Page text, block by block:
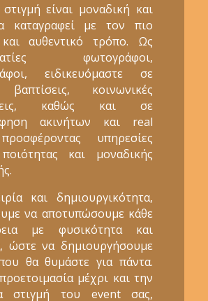
είναι μοναδική και
καταγραφεί με τον πιο
αυθεντικό τρόπο. Ως
φωτογράφοι,
ειδικευόμαστε σε
κοινωνικές
καθώς και σε
ακινήτων και real
υπηρεσίες
και μοναδικής
και δημιουργικότητα,
να αποτυπώσουμε κάθε
με φυσικότητα και
ώστε να δημιουργήσουμε
θα θυμάστε για πάντα.
μέχρι και την
στιγμή του event σας,